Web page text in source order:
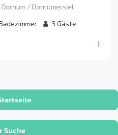
/ Dornumersiel
5 Gäste
Suche